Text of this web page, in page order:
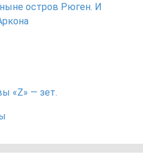
остров Рюген. И
«Z» — зет.